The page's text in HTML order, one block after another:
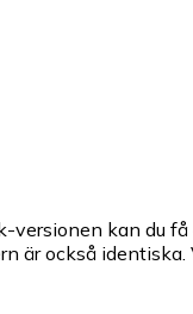
kan du
är också